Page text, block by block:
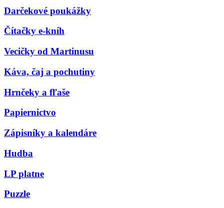
Darčekové poukážky
Čítačky e-kníh
Vecičky od Martinusu
Káva, čaj a pochutiny
Hrnčeky a fľaše
Papiernictvo
Zápisníky a kalendáre
Hudba
LP platne
Puzzle